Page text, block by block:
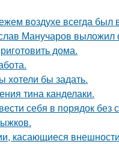
воздухе всегда был
Манучаров
дома.
хотели бы задать.
тина канделаки.
себя в порядок без
касающиеся